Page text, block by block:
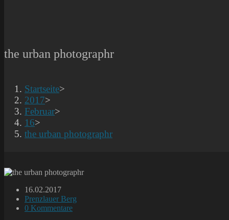
the urban photographr
Startseite>
2017>
Februar>
16>
the urban photographr
Beitrag
veröffentlicht:
16.02.2017
Beitrags-
Kategorie:
Prenzlauer Berg
Beitrags-
0 Kommentare